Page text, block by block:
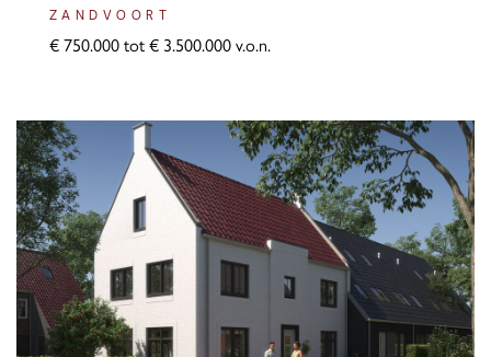
ZANDVOORT
€ 750.000 tot € 3.500.000 v.o.n.